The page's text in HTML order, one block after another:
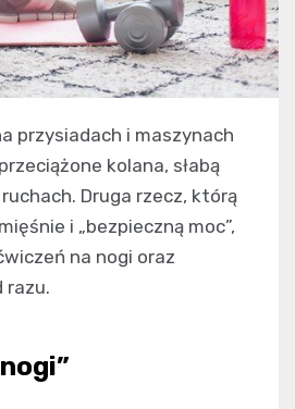
przysiadach i maszynach
kolana, słabą
Druga rzecz, którą
i „bezpieczną moc”,
na nogi oraz
razu.